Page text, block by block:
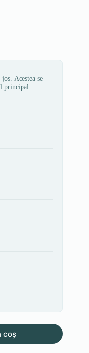
Acestea se
principal.
coș